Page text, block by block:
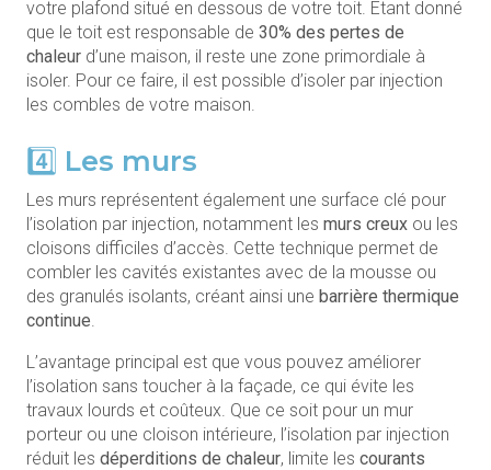
votre plafond situé en dessous de votre toit. Étant donné
que le toit est responsable de 30% des pertes de
chaleur d’une maison, il reste une zone primordiale à
isoler. Pour ce faire, il est possible d’isoler par injection
les combles de votre maison.
4️⃣ Les murs
Les murs représentent également une surface clé pour
l’isolation par injection, notamment les murs creux ou les
cloisons difficiles d’accès. Cette technique permet de
combler les cavités existantes avec de la mousse ou
des granulés isolants, créant ainsi une barrière thermique
continue
L’avantage principal est que vous pouvez améliorer
l’isolation sans toucher à la façade, ce qui évite les
travaux lourds et coûteux. Que ce soit pour un mur
porteur ou une cloison intérieure, l’isolation par injection
réduit les déperditions de chaleur, limite les courants